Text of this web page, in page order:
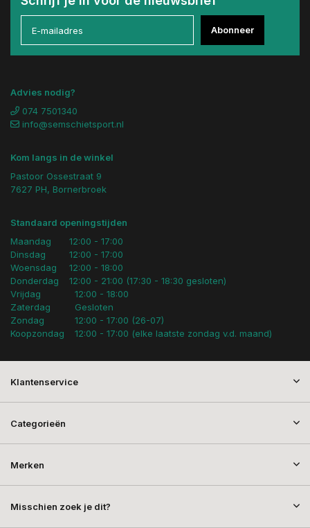
Abonneer
Advies nodig?
074 7501340
info@semschietsport.nl
Kom langs in de winkel
Pastoor Ossestraat 9
7627 PH, Bornerbroek
Standaard openingstijden
Maandag
Dinsdag
Woensdag
Donderdag
12:00 - 17:00
12:00 - 17:00
12:00 - 18:00
12:00 - 21:00 (17:30 - 18:30 gesloten)
Vrijdag
Zaterdag
Zondag
Koopzondag
12:00 - 18:00
Gesloten
12:00 - 17:00 (26-07)
12:00 - 17:00 (elke laatste zondag v.d. maand)
Klantenservice
Categorieën
Merken
Misschien zoek je dit?